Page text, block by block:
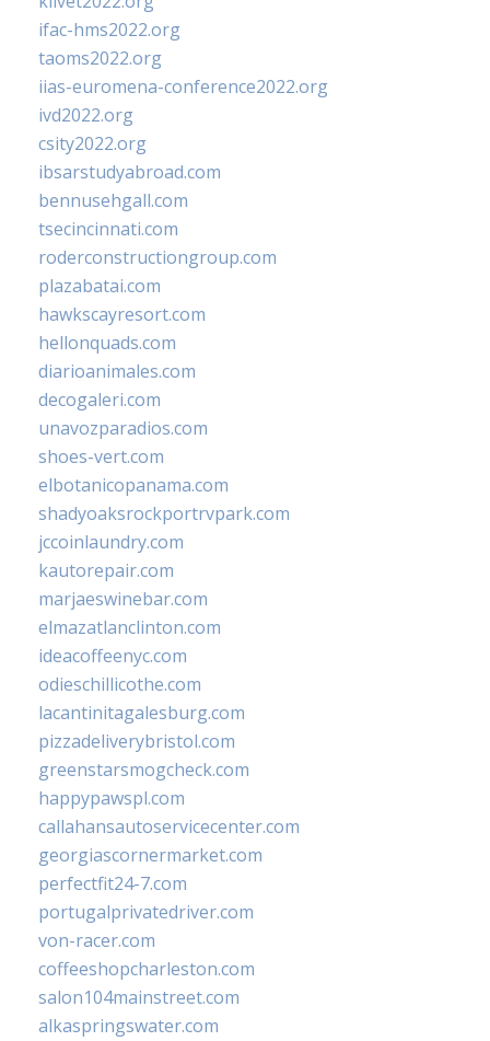
ifac-hms2022.org
taoms2022.org
iias-euromena-conference2022.org
ivd2022.org
csity2022.org
ibsarstudyabroad.com
bennusehgall.com
tsecincinnati.com
roderconstructiongroup.com
plazabatai.com
hawkscayresort.com
hellonquads.com
diarioanimales.com
decogaleri.com
unavozparadios.com
shoes-vert.com
elbotanicopanama.com
shadyoaksrockportrvpark.com
jccoinlaundry.com
kautorepair.com
marjaeswinebar.com
elmazatlanclinton.com
ideacoffeenyc.com
odieschillicothe.com
lacantinitagalesburg.com
pizzadeliverybristol.com
greenstarsmogcheck.com
happypawspl.com
callahansautoservicecenter.com
georgiascornermarket.com
perfectfit24-7.com
portugalprivatedriver.com
von-racer.com
coffeeshopcharleston.com
salon104mainstreet.com
alkaspringswater.com